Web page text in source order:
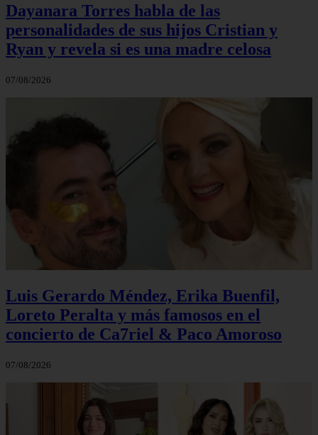
Dayanara Torres habla de las
personalidades de sus hijos Cristian y
Ryan y revela si es una madre celosa
07/08/2026
Luis Gerardo Méndez, Erika Buenfil,
Loreto Peralta y más famosos en el
concierto de Ca7riel & Paco Amoroso
07/08/2026